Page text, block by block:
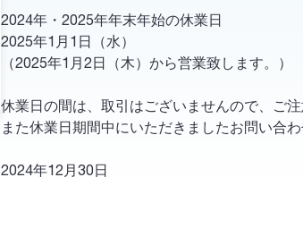
2024年・2025年年末年始の休業日
2025年1 月 1日（水）
（2025年1月2日（木）から営業致します。）
休業日の間は、取引はございませんので、ご注
また休業日期間中にいただきましたお問い合
2024年12 月30日